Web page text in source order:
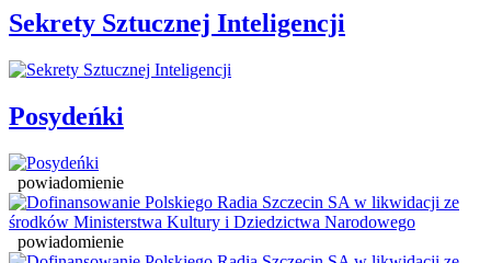
Sekrety Sztucznej Inteligencji
Posydeńki
powiadomienie
powiadomienie